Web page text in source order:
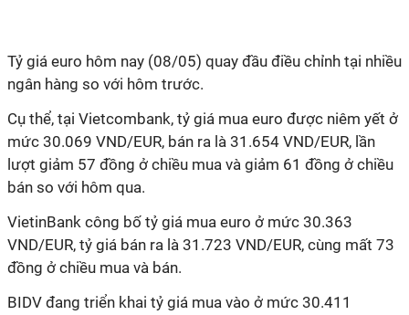
Tỷ giá euro hôm nay (08/05) quay đầu điều chỉnh tại nhiều
ngân hàng so với hôm trước.
Cụ thể, tại Vietcombank, tỷ giá mua euro được niêm yết ở
mức 30.069 VND/EUR, bán ra là 31.654 VND/EUR, lần
lượt giảm 57 đồng ở chiều mua và giảm 61 đồng ở chiều
bán so với hôm qua.
VietinBank công bố tỷ giá mua euro ở mức 30.363
VND/EUR, tỷ giá bán ra là 31.723 VND/EUR, cùng mất 73
đồng ở chiều mua và bán.
BIDV đang triển khai tỷ giá mua vào ở mức 30.411